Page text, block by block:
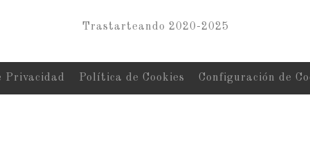
Trastarteando 2020-2025
Privacidad Política de Cookies Configuración de